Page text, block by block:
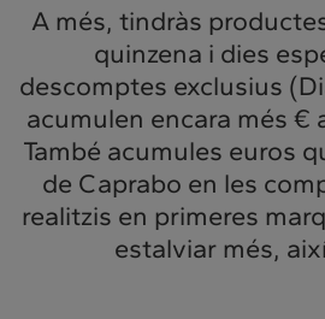
A més, tindràs
quinzena i dies
descomptes exclusius
acumulen encara més €
També acumules euros
de Caprabo en les
realitzis en primeres
estalviar més,